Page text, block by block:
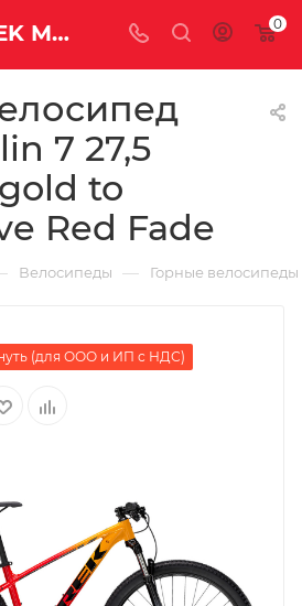
Купить TREK Marlin 7 27,5 2022 Marigold to Radioactive Red Fade за рублей, а со скидкой 0
7 27,5
to
Red Fade
Велосипеды — Горные велосипеды
(для ООО и ИП с НДС)